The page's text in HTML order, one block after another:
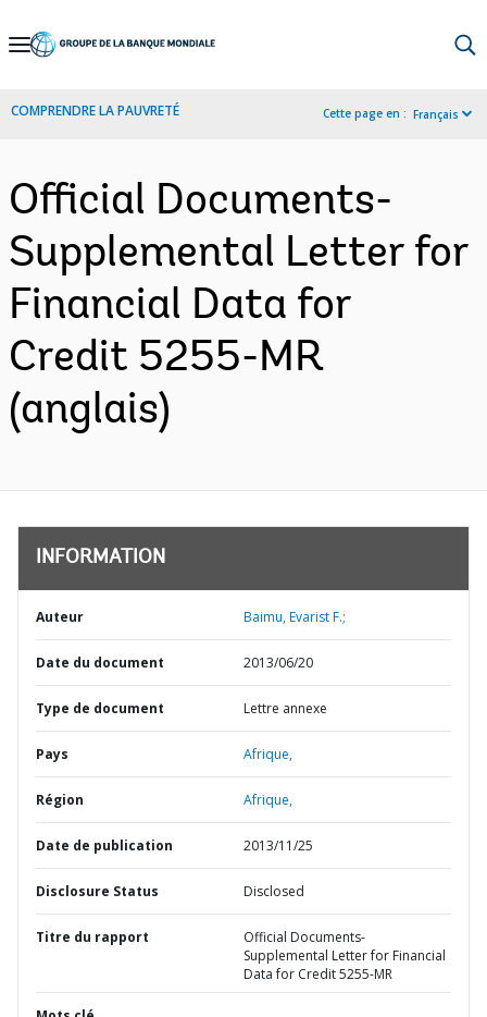
Skip
Navigation
COMPRENDRE LA PAUVRETÉ Cette page en : Français
Official Documents-
Supplemental Letter for
Financial Data for
Credit 5255-MR
(anglais)
INFORMATION
Auteur Baimu, Evarist F.;
Date du document 2013/06/20
Type de document Lettre annexe
Pays Afrique,
Région Afrique,
Date de publication 2013/11/25
Disclosure Status Disclosed
Titre du rapport
Official Documents-
Supplemental Letter for Financial
Data for Credit 5255-MR